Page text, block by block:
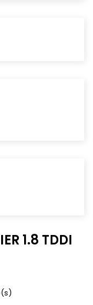
1.8 TDDI